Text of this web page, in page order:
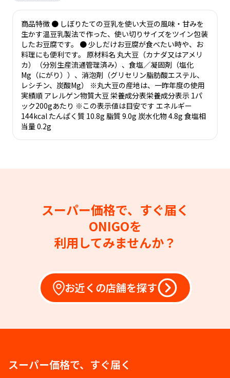
商品特徴 ● しぼりたての豆乳を使い大豆の風味・甘みを
生かす温豆乳製法で作った、使い切りサイズをツイン包装
したお豆腐です。 ● 少しだけお豆腐が食べたい時や、お
料理にも便利です。 原材料名 丸大豆（カナダ又はアメリ
カ）（分別生産流通管理済み）、食塩／凝固剤（塩化
Mg（にがり））、消泡剤（グリセリン脂肪酸エステル、
レシチン、炭酸Mg） ※丸大豆の産地は、一昨年度の使用
実績順 アレルゲン物質大豆 栄養成分表栄養成分表示 1パ
ック200gあたり ※この表示値は目安です エネルギー
144kcal たんぱく質 10.8g 脂質 9.0g 炭水化物 4.8g 食塩相
当量 0.2g
スーパー価格で、すぐ届く
ONIGOを
利用してみませんか？
お近くの店舗を探す
スーパー価格で、すぐ届く